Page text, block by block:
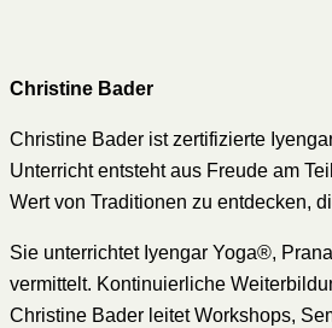
Christine Bader
Christine Bader ist zertifizierte
Unterricht entsteht aus Freude am
Wert von Traditionen zu entdecken,
Sie unterrichtet Iyengar Yoga®,
vermittelt. Kontinuierliche
Christine Bader leitet Workshops,